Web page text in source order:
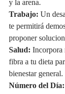
y la arena.
Trabajo: Un
te permitirá
proponer
Salud: Incorpora
fibra a tu dieta
bienestar general.
Número del Día: